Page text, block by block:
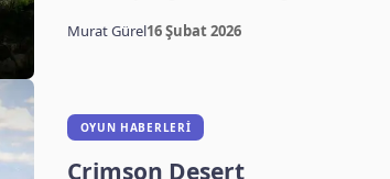
Murat Gürel16 Şubat 2026
OYUN HABERLERI
Crimson Desert